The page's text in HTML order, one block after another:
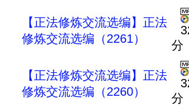
【正法修炼交流选编】正法
修炼交流选编（2261）
分
【正法修炼交流选编】正法
修炼交流选编（2260）
分